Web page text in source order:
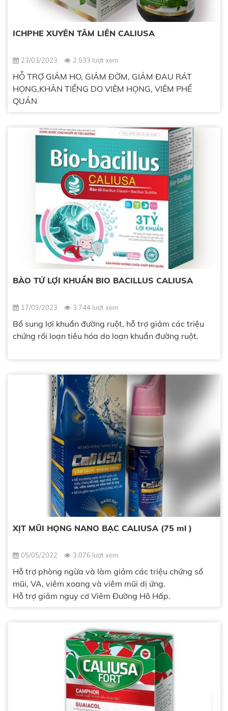
ICHPHE XUYÊN TÂM LIÊN CALIUSA
23/03/2023 2.533 lượt xem
HỖ TRỢ GIẢM HO, GIẢM ĐỜM, GIẢM ĐAU RÁT
HỌNG,KHẢN TIẾNG DO VIÊM HỌNG, VIÊM PHẾ
QUẢN
BÀO TỬ LỢI KHUẨN BIO BACILLUS CALIUSA
17/03/2023 3.744 lượt xem
Bổ sung lợi khuẩn đường ruột, hỗ trợ giảm các triệu
chứng rối loạn tiêu hóa do loạn khuẩn đường ruột.
XỊT MŨI HỌNG NANO BẠC CALIUSA (75 ml )
05/05/2022 3.076 lượt xem
Hỗ trợ phòng ngừa và làm giảm các triệu chứng sổ
mũi, VA, viêm xoang và viêm mũi dị ứng.
Hỗ trợ giảm nguy cơ Viêm Đường Hô Hấp.